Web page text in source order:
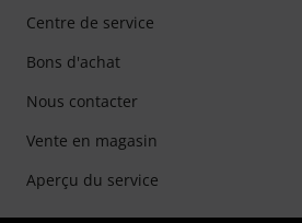
Centre de service
Bons d'achat
Nous contacter
Vente en magasin
Aperçu du service